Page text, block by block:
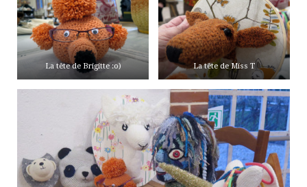
La tête de Brigitte :o) La tête de Miss T